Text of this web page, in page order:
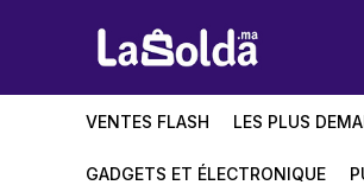
VENTES FLASH LES PLUS
GADGETS ET ÉLECTRONIQUE